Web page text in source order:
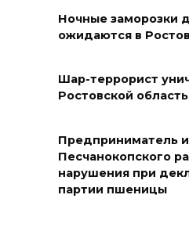
06 августа 2026 20:11
Ростова
06 августа 2026 19:33
Шахбокс, падел
Ростовской
Ночные заморозки
ожидаются в
Шар-террорист
Ростовской
Предприниматель
Песчанокопского
нарушения при
партии пшеницы